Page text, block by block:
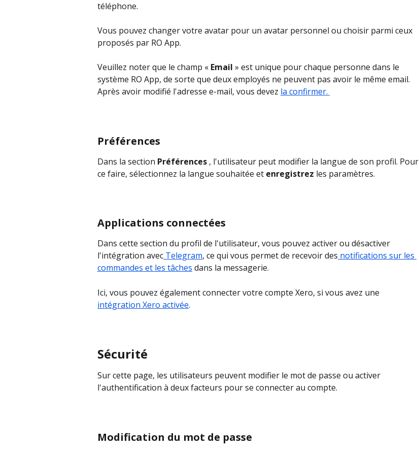
téléphone.
Vous pouvez changer votre avatar pour un avatar personnel ou choisir parmi ceux
proposés par RO App.
Veuillez noter que le champ « Email » est unique pour chaque personne dans le
système RO App, de sorte que deux employés ne peuvent pas avoir le même email.
Après avoir modifié l'adresse e-mail, vous devez la confirmer.
Préférences
Dans la section Préférences , l'utilisateur peut modifier la langue de son profil. Pour
ce faire, sélectionnez la langue souhaitée et enregistrez les paramètres.
Applications connectées
Dans cette section du profil de l'utilisateur, vous pouvez activer ou désactiver
l'intégration avec Telegram, ce qui vous permet de recevoir des notifications sur les
commandes et les tâches dans la messagerie.
Ici, vous pouvez également connecter votre compte Xero, si vous avez une
intégration Xero activée.
Sécurité
Sur cette page, les utilisateurs peuvent modifier le mot de passe ou activer
l'authentification à deux facteurs pour se connecter au compte.
Modification du mot de passe